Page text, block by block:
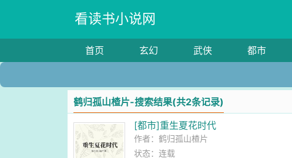
看读书小说网
首页 玄幻 武侠 都市
鹤归孤山楂片-搜索结果(共2条记录)
[都市]重生夏花时代
作者：鹤归孤山楂片
状态：连载